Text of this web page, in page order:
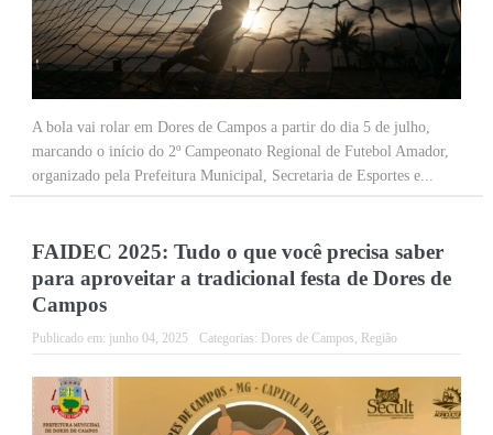
A bola vai rolar em Dores de Campos a partir do dia 5 de julho,
marcando o início do 2º Campeonato Regional de Futebol Amador,
organizado pela Prefeitura Municipal, Secretaria de Esportes e...
FAIDEC 2025: Tudo o que você precisa saber
para aproveitar a tradicional festa de Dores de
Campos
Publicado em: junho 04, 2025 Categorias: Dores de Campos Região